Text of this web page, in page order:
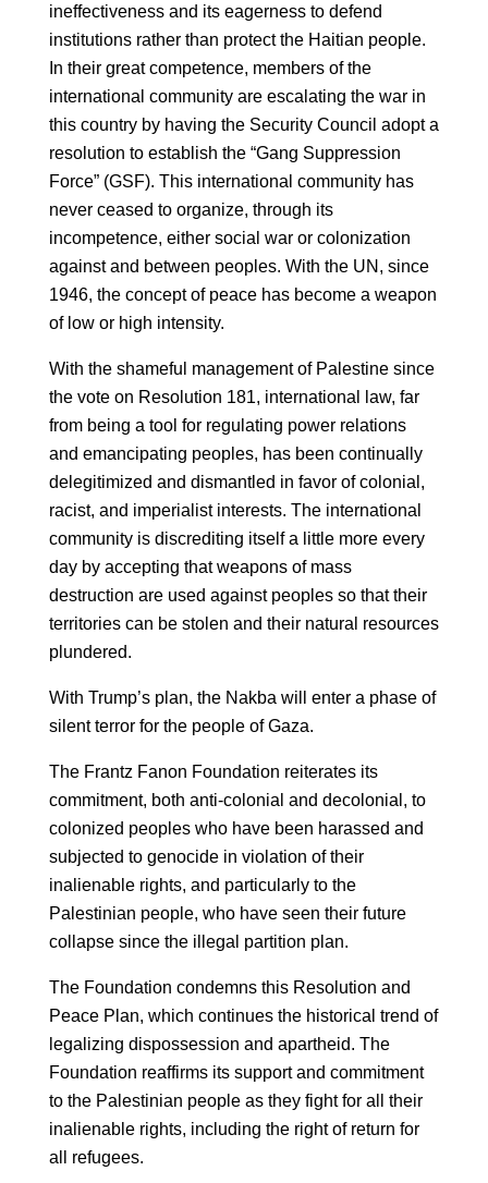
ineffectiveness and its eagerness to defend
institutions rather than protect the Haitian people.
In their great competence, members of the
international community are escalating the war in
this country by having the Security Council adopt a
resolution to establish the “Gang Suppression
Force” (GSF). This international community has
never ceased to organize, through its
incompetence, either social war or colonization
against and between peoples. With the UN, since
1946, the concept of peace has become a weapon
of low or high intensity.
With the shameful management of Palestine since
the vote on Resolution 181, international law, far
from being a tool for regulating power relations
and emancipating peoples, has been continually
delegitimized and dismantled in favor of colonial,
racist, and imperialist interests. The international
community is discrediting itself a little more every
day by accepting that weapons of mass
destruction are used against peoples so that their
territories can be stolen and their natural resources
plundered.
With Trump’s plan, the Nakba will enter a phase of
silent terror for the people of Gaza.
The Frantz Fanon Foundation reiterates its
commitment, both anti-colonial and decolonial, to
colonized peoples who have been harassed and
subjected to genocide in violation of their
inalienable rights, and particularly to the
Palestinian people, who have seen their future
collapse since the illegal partition plan.
The Foundation condemns this Resolution and
Peace Plan, which continues the historical trend of
legalizing dispossession and apartheid. The
Foundation reaffirms its support and commitment
to the Palestinian people as they fight for all their
inalienable rights, including the right of return for
all refugees.